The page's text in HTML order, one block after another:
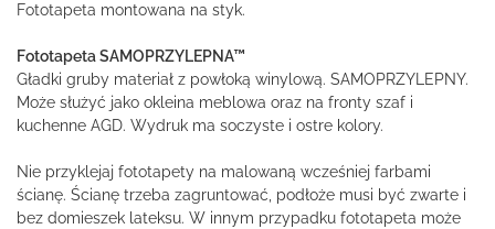
Fototapeta montowana na styk.
Fototapeta SAMOPRZYLEPNA™
Gładki gruby materiał z powłoką winylową. SAMOPRZYLEPNY.
Może służyć jako okleina meblowa oraz na fronty szaf i
kuchenne AGD. Wydruk ma soczyste i ostre kolory.
Nie przyklejaj fototapety na malowaną wcześniej farbami
ścianę. Ścianę trzeba zagruntować, podłoże musi być zwarte i
bez domieszek lateksu. W innym przypadku fototapeta może